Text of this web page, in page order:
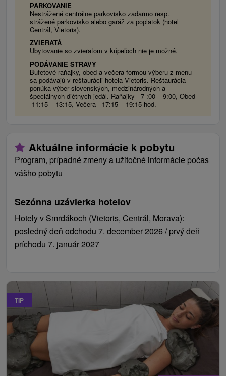
bývalého močiara, ktorý bol odvodnený a následne tam
vysadili rôzne dreviny, ktoré dotvorili dnešnú podobu
parku, ktorý dotvára príjemnú atmosféru kúpeľov.
Hĺbkovým vrtom v r. 1953 objavili v hĺbke 301 m
primárny zdroj sirovodíkovej minerálnej vody, v roku
1957 ďalší omnoho výdatnejší zdroj. Jeho obsah
aktívnej dvojmocnej síry je zo všetkých doteraz
známych európskych sirovodíkových vôd najvyšší.
PARKOVANIE
Nestrážené centrálne parkovisko zadarmo resp.
strážené parkovisko alebo garáž za poplatok (hotel
Centrál, Vietoris).
ZVIERATÁ
Ubytovanie so zvieraťom v kúpeľoch nie je možné.
PODÁVANIE STRAVY
Bufetové raňajky, obed a večera formou výberu z menu
sa podávajú v reštaurácii hotela Vietoris. Reštaurácia
ponúka výber slovenských, medzinárodných a
špeciálnych diétnych jedál. Raňajky - 7 :00 – 9:00, Obed
-11:15 – 13:15, Večera - 17:15 – 19:15 hod.
Aktuálne informácie k pobytu
Program, prípadné zmeny a užitočné informácie počas
vášho pobytu
Sezónna uzávierka hotelov
Hotely v Smrdákoch (Vietoris, Centrál, Morava):
posledný deň odchodu 7. december 2026 / prvý deň
príchodu 7. január 2027
TIP